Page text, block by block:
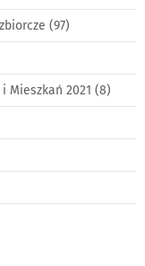
(97)
Mieszkań 2021 (8)